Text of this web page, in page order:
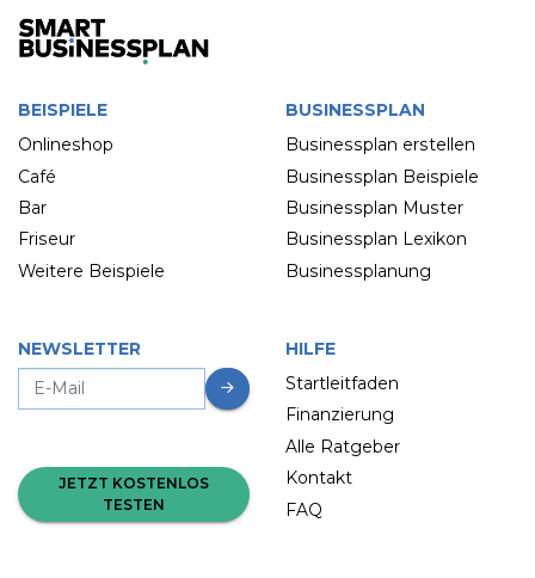
BEISPIELE
Onlineshop
Café
Bar
Friseur
Weitere Beispiele
BUSINESSPLAN
Businessplan erstellen
Businessplan Beispiele
Businessplan Muster
Businessplan Lexikon
Businessplanung
NEWSLETTER
JETZT KOSTENLOS
TESTEN
HILFE
Startleitfaden
Finanzierung
Alle Ratgeber
Kontakt
FAQ